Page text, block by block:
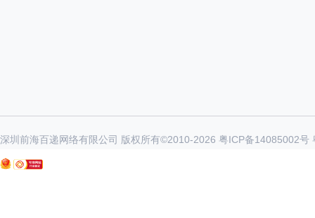
深圳前海百递网络有限公司 版权所有©2010-2026 粤ICP备14085002号